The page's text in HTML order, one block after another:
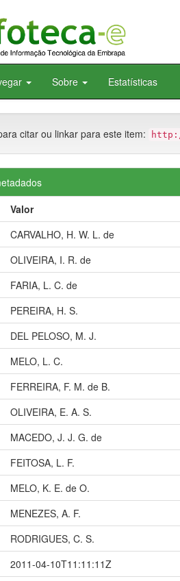
Sobre Estatísticas
citar ou linkar para este item:
Valor
CARVALHO, H. W. L. de
OLIVEIRA, I. R. de
FARIA, L. C. de
PEREIRA, H. S.
DEL PELOSO, M. J.
MELO, L. C.
FERREIRA, F. M. de B.
OLIVEIRA, E. A. S.
MACEDO, J. J. G. de
FEITOSA, L. F.
MELO, K. E. de O.
MENEZES, A. F.
RODRIGUES, C. S.
2011-04-10T11:11:11Z